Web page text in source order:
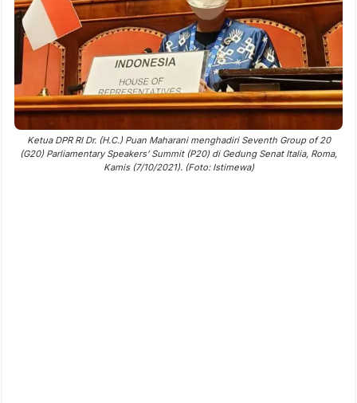
Ketua DPR RI Dr. (H.C.) Puan Maharani menghadiri Seventh Group of 20
(G20) Parliamentary Speakers’ Summit (P20) di Gedung Senat Italia, Roma,
Kamis (7/10/2021). (Foto: Istimewa)